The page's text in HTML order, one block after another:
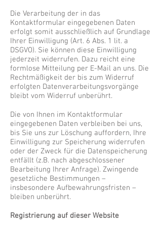
Die Verarbeitung der in das
Kontaktformular eingegebenen Daten
erfolgt somit ausschließlich auf Grundlage
Ihrer Einwilligung (Art. 6 Abs. 1 lit. a
DSGVO). Sie können diese Einwilligung
jederzeit widerrufen. Dazu reicht eine
formlose Mitteilung per E-Mail an uns. Die
Rechtmäßigkeit der bis zum Widerruf
erfolgten Datenverarbeitungsvorgänge
bleibt vom Widerruf unberührt.
Die von Ihnen im Kontaktformular
eingegebenen Daten verbleiben bei uns,
bis Sie uns zur Löschung auffordern, Ihre
Einwilligung zur Speicherung widerrufen
oder der Zweck für die Datenspeicherung
entfällt (z.B. nach abgeschlossener
Bearbeitung Ihrer Anfrage). Zwingende
gesetzliche Bestimmungen –
insbesondere Aufbewahrungsfristen –
bleiben unberührt.
Registrierung auf dieser Website